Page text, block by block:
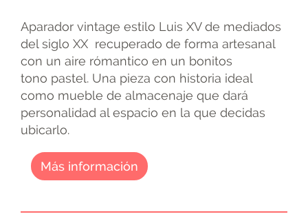
Aparador vintage estilo Luis XV de mediados
del siglo XX recuperado de forma artesanal
con un aire rómantico en un bonitos
tono pastel. Una pieza con historia ideal
como mueble de almacenaje que dará
personalidad al espacio en la que decidas
ubicarlo.
Más información